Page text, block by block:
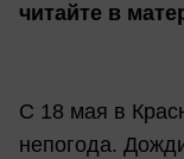
читайте в
С 18 мая в
непогода.